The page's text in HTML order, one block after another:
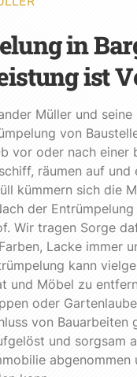
in
ist
Müller und
von
vor oder nach einer
räumen auf und
kümmern sich die
der
Wir tragen Sorge
Lacke immer
kann
und Möbel zu
oder
von Bauarbeiten
und sorgsam
abgenommen